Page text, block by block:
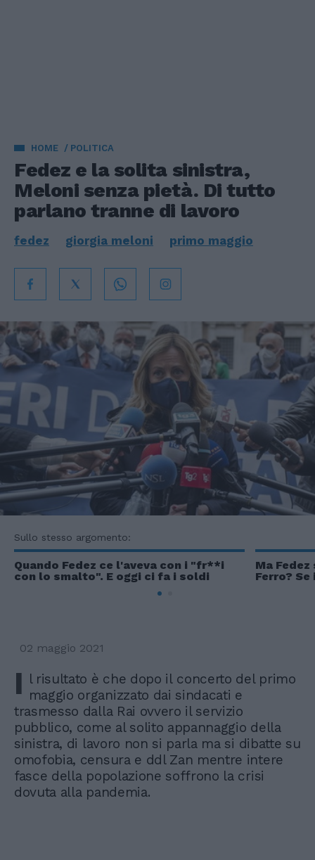
HOME POLITICA
Fedez e la solita sinistra,
Meloni senza pietà. Di tutto
parlano tranne di lavoro
fedez giorgia meloni primo maggio
Sullo stesso argomento:
Quando Fedez ce l'aveva con i "fr**i
con lo smalto". E oggi ci fa i soldi
Ma
Ferro?
02 maggio 2021
I l risultato è che dopo il concerto del primo
maggio organizzato dai sindacati e
trasmesso dalla Rai ovvero il servizio
pubblico, come al solito appannaggio della
sinistra, di lavoro non si parla ma si dibatte su
omofobia, censura e ddl Zan mentre intere
fasce della popolazione soffrono la crisi
dovuta alla pandemia.